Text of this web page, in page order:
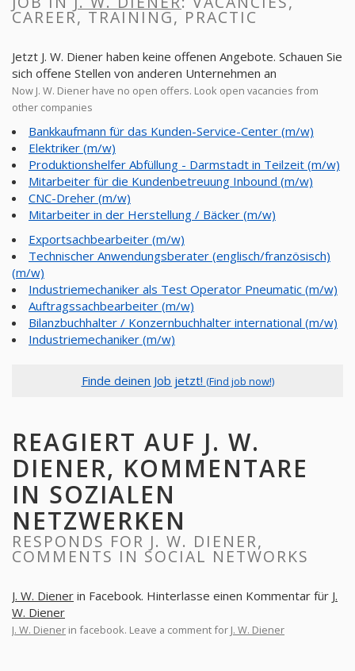
CAREER, TRAINING, PRACTIC
Jetzt J. W. Diener haben keine offenen Angebote. Schauen Sie
sich offene Stellen von anderen Unternehmen an
Now J. W. Diener have no open offers. Look open vacancies from
other companies
Bankkaufmann für das Kunden-Service-Center (m/w)
Elektriker (m/w)
Produktionshelfer Abfüllung - Darmstadt in Teilzeit (m/w)
Mitarbeiter für die Kundenbetreuung Inbound (m/w)
CNC-Dreher (m/w)
Mitarbeiter in der Herstellung / Bäcker (m/w)
Exportsachbearbeiter (m/w)
Technischer Anwendungsberater (englisch/französisch)
(m/w)
Industriemechaniker als Test Operator Pneumatic (m/w)
Auftragssachbearbeiter (m/w)
Bilanzbuchhalter / Konzernbuchhalter international (m/w)
Industriemechaniker (m/w)
Finde deinen Job jetzt! (Find job now!)
REAGIERT AUF J. W.
DIENER, KOMMENTARE
IN SOZIALEN
NETZWERKEN
RESPONDS FOR J. W. DIENER,
COMMENTS IN SOCIAL NETWORKS
J. W. Diener in Facebook. Hinterlasse einen Kommentar für J.
W. Diener
J. W. Diener in facebook. Leave a comment for J. W. Diener